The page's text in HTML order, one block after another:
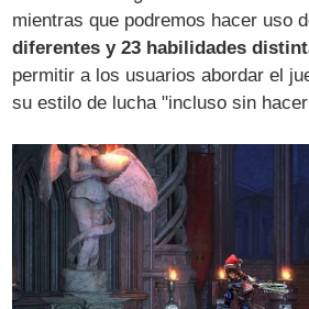
mientras que podremos hacer uso
diferentes y 23 habilidades
permitir a los usuarios abordar el
su estilo de lucha "incluso sin